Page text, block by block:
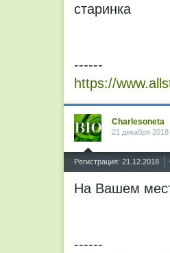
старинка
------
https://
Charlesoneta
21 декабря
Регистрация: 21.12.2018
На Вашем
------